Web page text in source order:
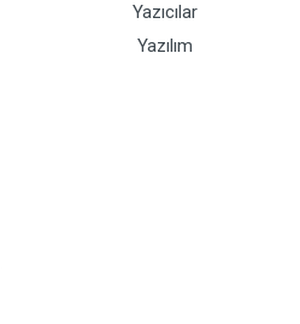
Yazıcılar
Yazılım